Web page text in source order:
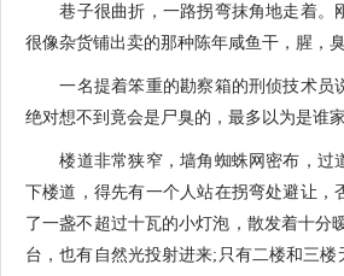
巷子很曲折，一路拐弯抹角地走着。
很像杂货铺出卖的那种陈年咸鱼干，腥，
一名提着笨重的勘察箱的刑侦技术员
绝对想不到竟会是尸臭的，最多以为是谁
楼道非常狭窄，墙角蜘蛛网密布，过
下楼道，得先有一个人站在拐弯处避让
了一盏不超过十瓦的小灯泡，散发着十分
台，也有自然光投射进来;只有二楼和三